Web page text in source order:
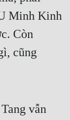
Minh Kinh
Còn
cũng
vẫn